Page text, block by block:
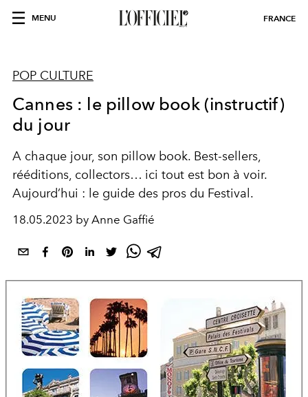
MENU FRANCE
POP CULTURE
Cannes : le pillow book (instructif)
du jour
A chaque jour, son pillow book. Best-sellers,
rééditions, collectors… ici tout est bon à voir.
Aujourd’hui : le guide des pros du Festival.
18.05.2023 by Anne Gaffié